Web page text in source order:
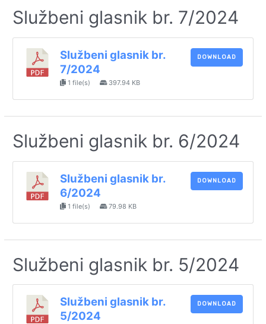
Službeni glasnik br. 7/2024
Službeni glasnik br.
7/2024
1 file(s) 397.94 KB
DOWNLOAD
Službeni glasnik br. 6/2024
Službeni glasnik br.
6/2024
1 file(s) 79.98 KB
DOWNLOAD
Službeni glasnik br. 5/2024
Službeni glasnik br.
5/2024
DOWNLOAD